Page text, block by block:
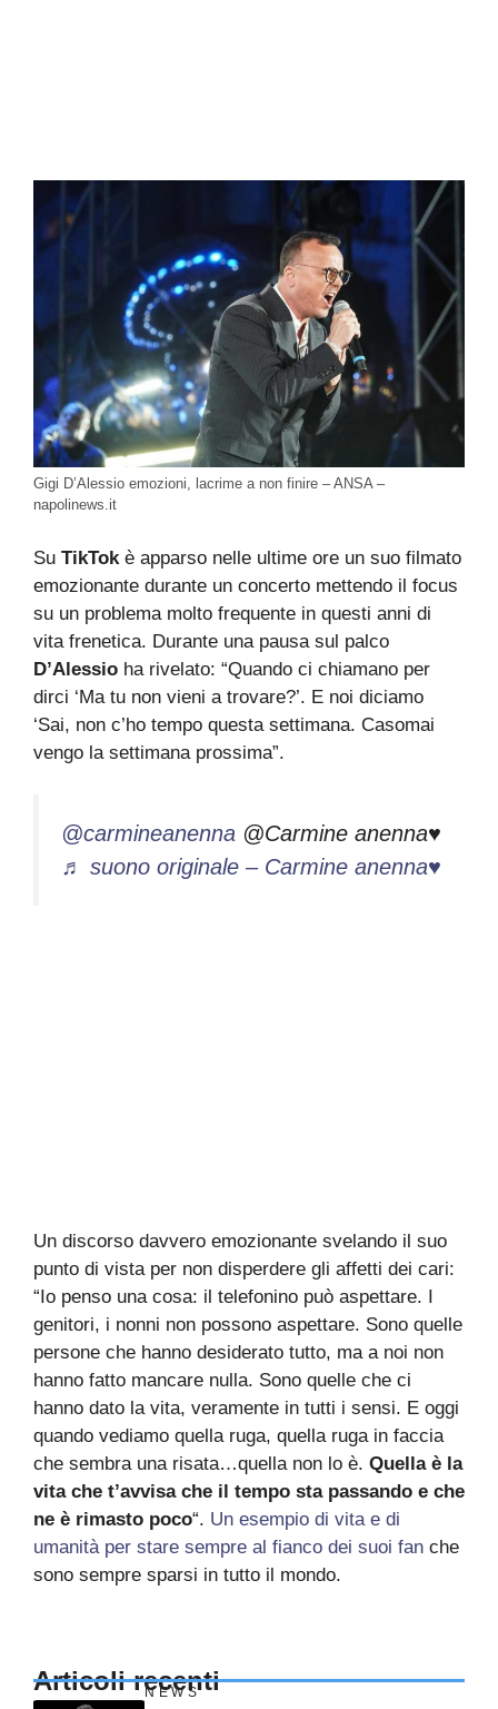
Gigi D’Alessio emozioni, lacrime a non finire – ANSA –
napolinews.it
Su TikTokè apparso nelle ultime ore un suo filmato
emozionante durante un concerto mettendo il focus
su un problema molto frequente in questi anni di
vita frenetica. Durante una pausa sul palco
D’Alessio ha rivelato: “Quando ci chiamano per
dirci ‘Ma tu non vieni a trovare?’. E noi diciamo
‘Sai, non c’ho tempo questa settimana. Casomai
vengo la settimana prossima”.
@carmineanenna @Carmine anenna♥️
♬ suono originale – Carmine anenna♥️
Un discorso davvero emozionante svelando il suo
punto di vista per non disperdere gli affetti dei cari:
“Io penso una cosa: il telefonino può aspettare. I
genitori, i nonni non possono aspettare. Sono quelle
persone che hanno desiderato tutto, ma a noi non
hanno fatto mancare nulla. Sono quelle che ci
hanno dato la vita, veramente in tutti i sensi. E oggi
quando vediamo quella ruga, quella ruga in faccia
che sembra una risata…quella non lo è. Quella è la
vita che t’avvisa che il tempo sta passando e che
ne è rimasto poco“. Un esempio di vita e di
umanità per stare sempre al fianco dei suoi fan che
sono sempre sparsi in tutto il mondo.
Articoli recenti
NEWS